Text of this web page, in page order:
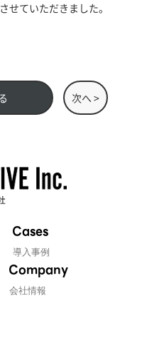
せていただきました。
次へ >
Cases
導入事例
Company
会社情報